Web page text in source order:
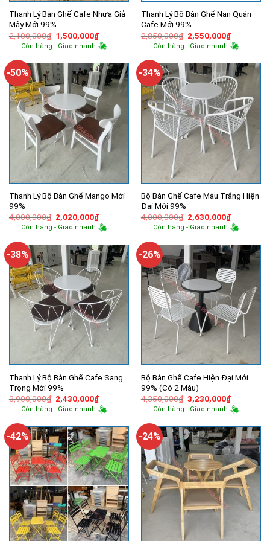
Thanh Lý Bàn Ghế Cafe Nhựa Giả
Mây Mới 99%
2,100,000₫ Giá
gốc
là:
1,500,000₫Giá
hiện
tại
1,500,000₫.
Còn hàng - Giao nhanh
Thanh Lý Bộ Bàn Ghế Nan Quán
Cafe Mới 99%
2,850,000₫ Giá
gốc
là:
2,550,000₫Giá
hiện
tại
Còn hàng - Giao nhanh
-50%
Thanh Lý Bộ Bàn Ghế Mango Mới
99%
4,000,000₫ Giá
gốc
là:
2,020,000₫Giá
hiện
tại
2,020,000₫.
Còn hàng - Giao nhanh
-34%
Bộ Bàn Ghế Cafe Màu Trắng Hiện
Đại Mới 99%
4,000,000₫ Giá
gốc
là:
2,630,000₫Giá
hiện
tại
Còn hàng - Giao nhanh
-38%
Thanh Lý Bộ Bàn Ghế Cafe Sang
Trọng Mới 99%
3,900,000₫ Giá
gốc
là:
2,430,000₫Giá
hiện
tại
2,430,000₫.
Còn hàng - Giao nhanh
-26%
Bộ Bàn Ghế Cafe Hiện Đại Mới
99% (Có 2 Màu)
4,350,000₫ Giá
gốc
là:
3,230,000₫Giá
hiện
tại
Còn hàng - Giao nhanh
-42% -24%